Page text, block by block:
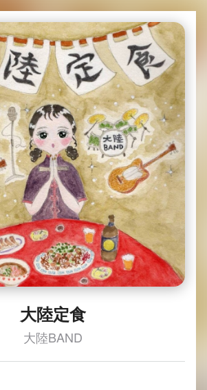
大陸定食
大陸BAND